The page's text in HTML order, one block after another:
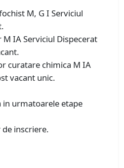
M, G I Serviciul
IA Serviciul Dispecerat
curatare chimica M IA
vacant unic.
in urmatoarele etape
inscriere.